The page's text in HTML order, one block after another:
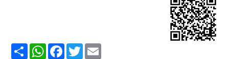
ShareWhatsApp
Facebook
Twitter